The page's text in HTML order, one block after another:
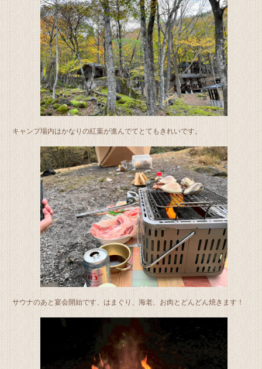
キャンプ場内はかなりの紅葉が進んでてとてもきれいです。
サウナのあと宴会開始です、はまぐり、海老、お肉とどんどん焼きます！